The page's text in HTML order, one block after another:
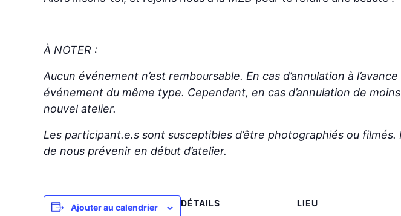
À NOTER :
Aucun événement n’est remboursable. En cas d’annulation à
événement du même type. Cependant, en cas d’annulation de
nouvel atelier.
Les participant.e.s sont susceptibles d’être photographiés ou
de nous prévenir en début d’atelier.
Ajouter au calendrier
DÉTAILS
LIEU